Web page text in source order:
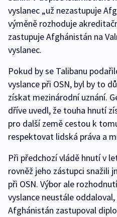
vyslanec „už nezastupuje
výměně rozhoduje
zastupuje Afghánistán na
vyslanec.
Pokud by se Talibanu
vyslance při OSN, byl by to
získat mezinárodní uznání.
dříve uvedl, že touha hnutí
pro další země cestou k
respektovat lidská práva a
Při předchozí vládě hnutí v
rovněž jeho zástupci snažili
při OSN. Výbor ale
vyslance neustále
Afghánistán zastupoval